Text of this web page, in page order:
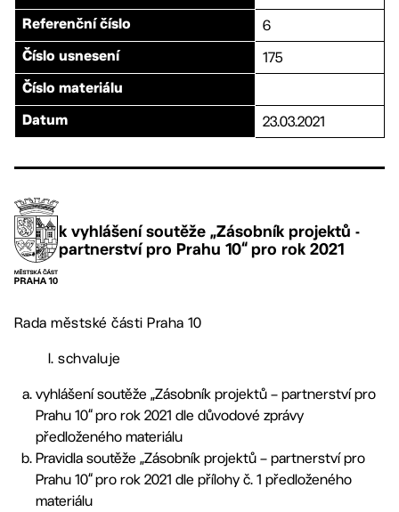
Referenční číslo 6
Číslo usnesení 175
Číslo materiálu
Datum 23.03.2021
k vyhlášení soutěže „Zásobník projektů -
partnerství pro Prahu 10“ pro rok 2021
Rada městské části Praha 10
I. schvaluje
vyhlášení soutěže „Zásobník projektů – partnerství pro
Prahu 10“ pro rok 2021 dle důvodové zprávy
předloženého materiálu
Pravidla soutěže „Zásobník projektů – partnerství pro
Prahu 10“ pro rok 2021 dle přílohy č. 1 předloženého
materiálu